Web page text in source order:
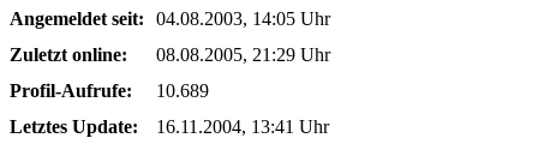
Angemeldet seit:
04.08.2003, 14:05 Uhr
Zuletzt online:
08.08.2005, 21:29 Uhr
Profil-Aufrufe:
10.689
Letztes Update:
16.11.2004, 13:41 Uhr